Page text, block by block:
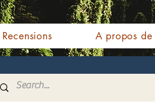
Recensions A propos de